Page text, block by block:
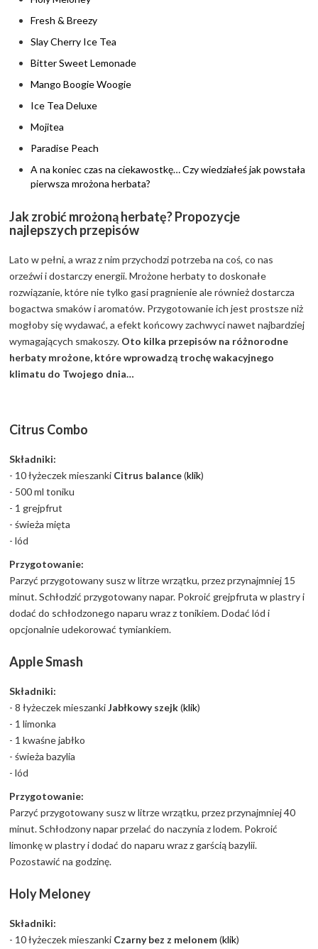
Fresh & Breezy
Slay Cherry Ice Tea
Bitter Sweet Lemonade
Mango Boogie Woogie
Ice Tea Deluxe
Mojitea
Paradise Peach
A na koniec czas na ciekawostkę… Czy wiedziałeś jak powstała
pierwsza mrożona herbata?
Jak zrobić mrożoną herbatę? Propozycje
najlepszych przepisów
Lato w pełni, a wraz z nim przychodzi potrzeba na coś, co nas
orzeźwi i dostarczy energii. Mrożone herbaty to doskonałe
rozwiązanie, które nie tylko gasi pragnienie ale również dostarcza
bogactwa smaków i aromatów. Przygotowanie ich jest prostsze niż
mogłoby się wydawać, a efekt końcowy zachwyci nawet najbardziej
wymagających smakoszy. Oto kilka przepisów na różnorodne
herbaty mrożone, które wprowadzą trochę wakacyjnego
klimatu do Twojego dnia…
Citrus Combo
Składniki:
- 10 łyżeczek mieszanki Citrus balance(klik)
- 500 ml toniku
- 1 grejpfrut
- świeża mięta
- lód
Przygotowanie:
Parzyć przygotowany susz w litrze wrzątku, przez przynajmniej 15
minut. Schłodzić przygotowany napar. Pokroić grejpfruta w plastry i
dodać do schłodzonego naparu wraz z tonikiem. Dodać lód i
opcjonalnie udekorować tymiankiem.
Apple Smash
Składniki:
- 8 łyżeczek mieszankiJabłkowy szejk(klik)
- 1 limonka
- 1 kwaśne jabłko
- świeża bazylia
- lód
Przygotowanie:
Parzyć przygotowany susz w litrze wrzątku, przez przynajmniej 40
minut. Schłodzony napar przelać do naczynia z lodem. Pokroić
limonkę w plastry i dodać do naparu wraz z garścią bazylii.
Pozostawić na godzinę.
Holy Meloney
Składniki:
- 10 łyżeczek mieszanki Czarny bez z melonem(klik)